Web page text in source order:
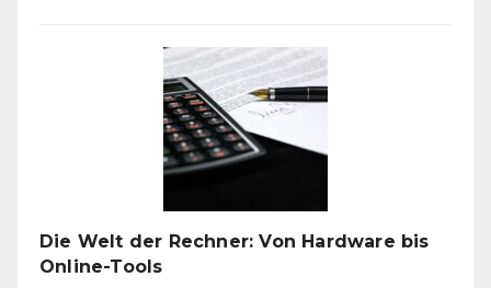
„billig“
Die Welt der Rechner: Von Hardware bis
Online-Tools